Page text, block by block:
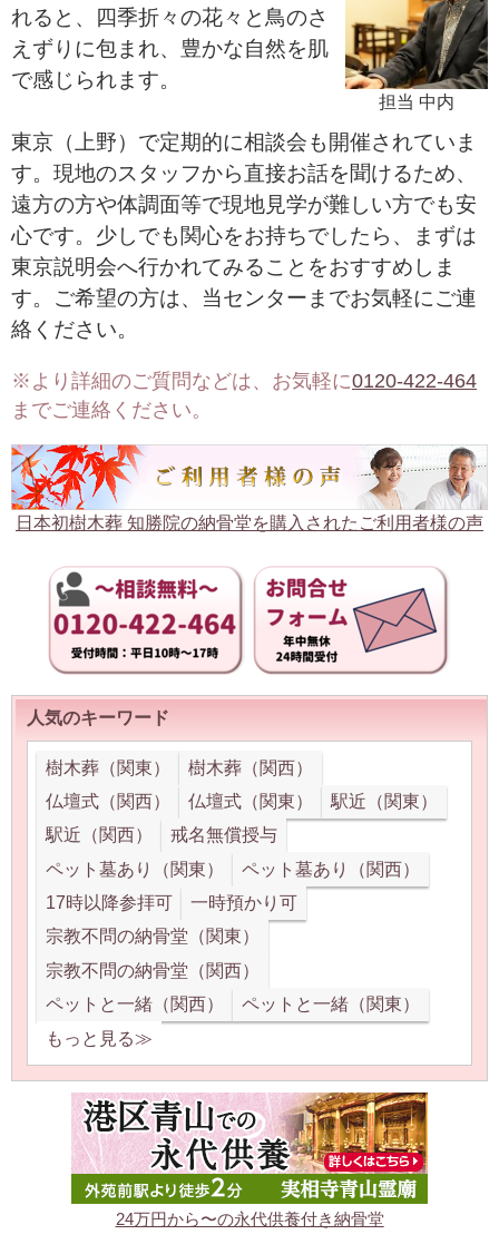
担当 中内
れると、四季折々の花々と鳥のさ
えずりに包まれ、豊かな自然を肌
で感じられます。
東京（上野）で定期的に相談会も開催されていま
す。現地のスタッフから直接お話を聞けるため、
遠方の方や体調面等で現地見学が難しい方でも安
心です。少しでも関心をお持ちでしたら、まずは
東京説明会へ行かれてみることをおすすめしま
す。ご希望の方は、当センターまでお気軽にご連
絡ください。
※より詳細のご質問などは、お気軽に0120-422-464
までご連絡ください。
日本初樹木葬 知勝院の納骨堂を購入されたご利用者様の声
人気のキーワード
樹木葬（関東）
樹木葬（関西）
仏壇式（関西）
仏壇式（関東）
駅近（関東）
駅近（関西）
戒名無償授与
ペット墓あり（関東）
ペット墓あり（関西）
17時以降参拝可
一時預かり可
宗教不問の納骨堂（関東）
宗教不問の納骨堂（関西）
ペットと一緒（関西）
ペットと一緒（関東）
もっと見る≫
24万円から〜の永代供養付き納骨堂